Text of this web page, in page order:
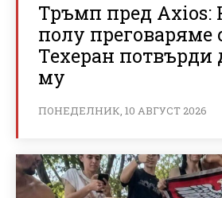
Тръмп пред Axios:
полу преговаряме
Техеран потвърди
му
ПОНЕДЕЛНИК, 10 АВГУСТ 2026